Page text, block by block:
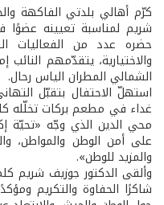
كرّم أهالي بلدتي الفاكهة
شريم لمناسبة تعيينه
حضره عدد من الفعاليات
والاختيارية، يتقدّمهم
الشمالي المطران الياس رحال.
استهلّ الاحتفال بتقبّل
غداء في مطعم بركات تخلّله
محي الدين الذي وجّه «تحيّة
على أمن الوطن والمواطن،
والمزيد للوطن».
وألقى الدكتور جوزيف شريم
شاكرًا الحفاوة والتكريم